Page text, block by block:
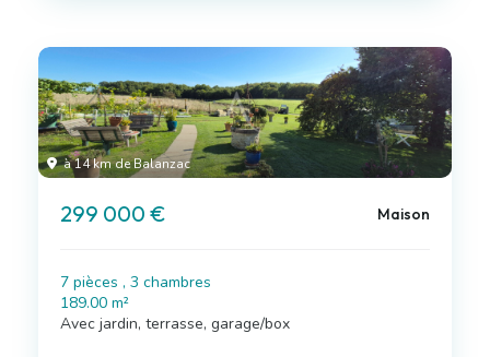
à 14 km de Balanzac
299 000 € Maison
7 pièces , 3 chambres
189.00 m²
Avec jardin, terrasse, garage/box